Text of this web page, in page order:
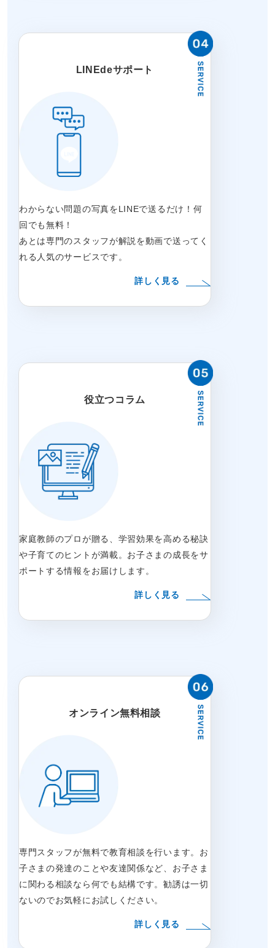
LINEdeサポート
わからない問題の写真をLINEで送るだけ！何
回でも無料！
あとは専門のスタッフが解説を動画で送ってく
れる人気のサービスです。
詳しく見る
役立つコラム
家庭教師のプロが贈る、学習効果を高める秘訣
や子育てのヒントが満載。お子さまの成長をサ
ポートする情報をお届けします。
詳しく見る
オンライン無料相談
専門スタッフが無料で教育相談を行います。お
子さまの発達のことや友達関係など、お子さま
に関わる相談なら何でも結構です。勧誘は一切
ないのでお気軽にお試しください。
詳しく見る